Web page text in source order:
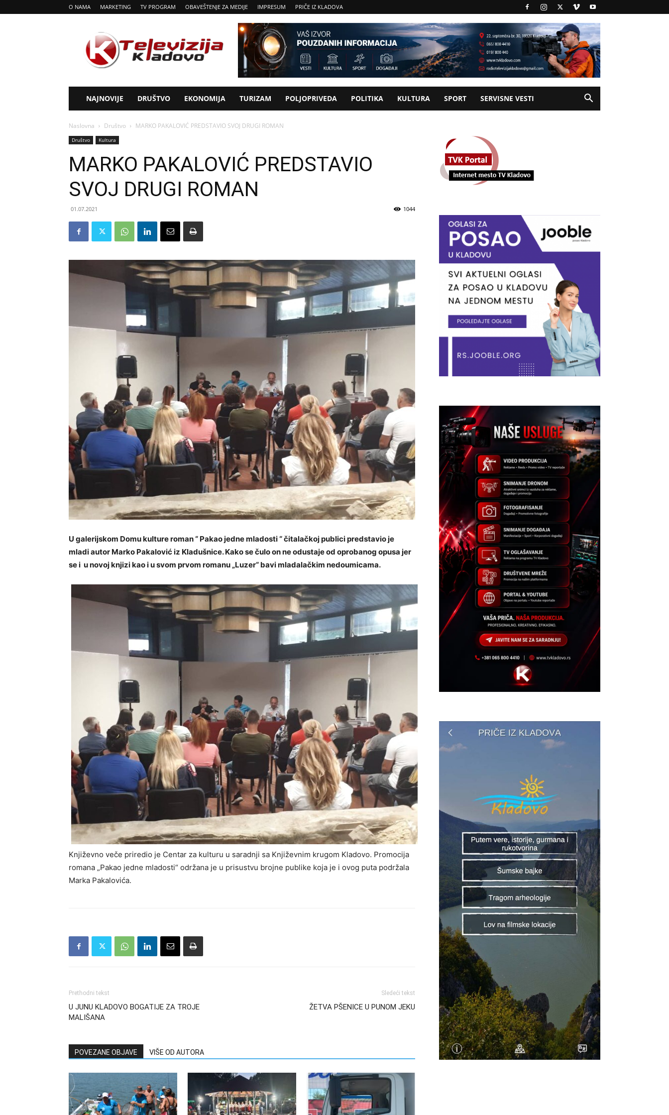
O NAMA MARKETING TV PROGRAM OBAVEŠTENJE ZA MEDIJE IMPRESUM PRIČE IZ KLADOVA
Tv
Kladovo
NAJNOVIJE DRUŠTVO EKONOMIJA TURIZAM POLJOPRIVEDA POLITIKA KULTURA SPORT SERVISNE VESTI
Naslovna Društvo MARKO PAKALOVIĆ PREDSTAVIO SVOJ DRUGI ROMAN
Društvo Kultura
MARKO PAKALOVIĆ PREDSTAVIO
SVOJ DRUGI ROMAN
01.07.2021 1044
U galerijskom Domu kulture roman “ Pakao jedne mladosti “ čitalačkoj publici predstavio je
mladi autor Marko Pakalović iz Kladušnice. Kako se čulo on ne odustaje od oprobanog opusa jer
se i u novoj knjizi kaoi u svom prvom romanu „Luzer“ bavi mladalačkim nedoumicama.
Književno veče priredio je Centar za kulturu u saradnji sa Književnim krugom Kladovo. Promocija
romana „Pakao jedne mladosti“ održana je u prisustvu brojne publike koja je i ovog puta podržala
Marka Pakalovića.
Prethodni tekst
U JUNU KLADOVO BOGATIJE ZA TROJE
MALIŠANA
Sledeći tekst
ŽETVA PŠENICE U PUNOM JEKU
POVEZANE OBJAVE VIŠE OD AUTORA